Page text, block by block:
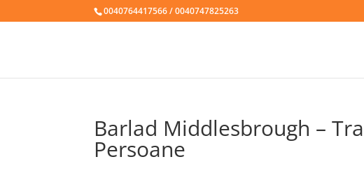
0040764417566 / 0040747825263
Barlad Middlesbrough –
Persoane